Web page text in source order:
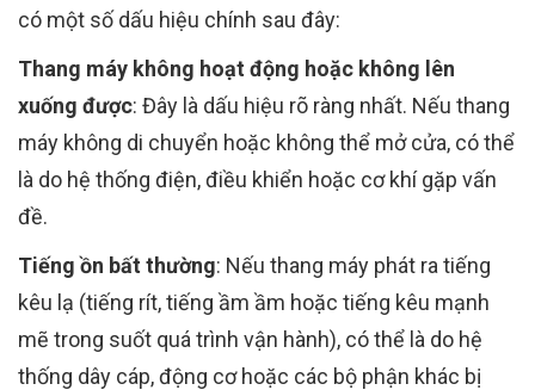
có một số dấu hiệu chính sau đây:
Thang máy không hoạt động hoặc không lên
xuống được: Đây là dấu hiệu rõ ràng nhất. Nếu thang
máy không di chuyển hoặc không thể mở cửa, có thể
là do hệ thống điện, điều khiển hoặc cơ khí gặp vấn
đề.
Tiếng ồn bất thường: Nếu thang máy phát ra tiếng
kêu lạ (tiếng rít, tiếng ầm ầm hoặc tiếng kêu mạnh
mẽ trong suốt quá trình vận hành), có thể là do hệ
thống dây cáp, động cơ hoặc các bộ phận khác bị